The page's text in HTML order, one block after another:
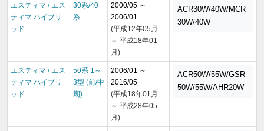
エスティマ / エス
ティマ ハイブリ
ッド
30系/40
系
2000/05 ～
2006/01
(平成12年05月
～ 平成18年01
月)
ACR30W/40W/MCR
30W/40W
エスティマ / エス
ティマ ハイブリ
ッド
50系 1～
3型 (前/中
期)
2006/01 ～
2016/05
(平成18年01月
～ 平成28年05
月)
ACR50W/55W/GSR
50W/55W/AHR20W